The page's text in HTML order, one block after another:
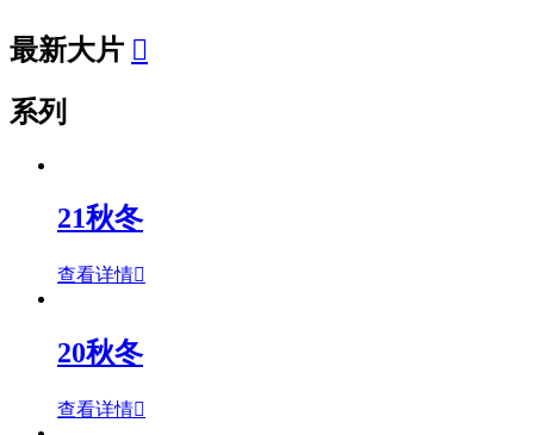
最新大片 
系列
21秋冬
查看详情
20秋冬
查看详情